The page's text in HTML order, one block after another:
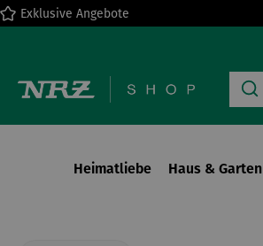
Zur Hauptnavigation springen
Exklusive Angebote
Heimatliebe Haus & Garten